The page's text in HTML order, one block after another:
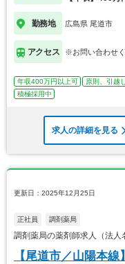
勤務地 広島県 尾道市
アクセス ※お問い合わせ
年収400万円以上可 原則、引越
積極採用中
求人の詳細を見る
更新日：2025年12月25日
正社員 調剤薬局
調剤薬局の薬剤師求人（法
【尾道市／山陽本